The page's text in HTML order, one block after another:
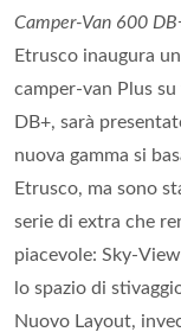
Camper-Van 600
Etrusco inaugura
camper-van Plus
DB+, sarà
nuova gamma si
Etrusco, ma sono
serie di extra che
piacevole: Sky-
lo spazio di
Nuovo Layout,